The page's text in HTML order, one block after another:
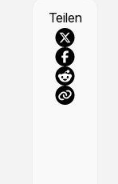
Teilen